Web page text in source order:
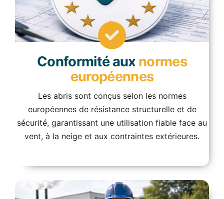
Conformité aux normes
européennes
Les abris sont conçus selon les normes
européennes de résistance structurelle et de
sécurité, garantissant une utilisation fiable face au
vent, à la neige et aux contraintes extérieures.